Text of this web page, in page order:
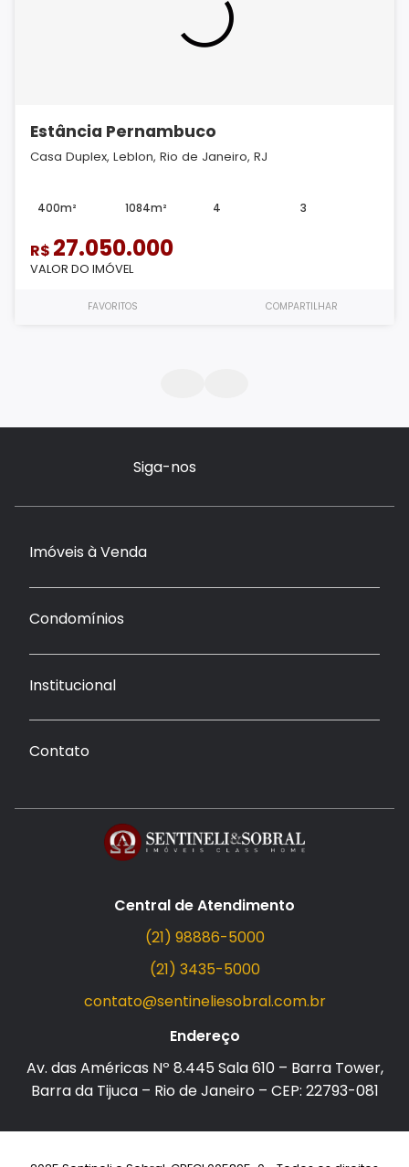
Estância Pernambuco
Casa Duplex, Leblon, Rio de Janeiro, RJ
400m² 1084m² 4 3
R$ 27.050.000
VALOR DO IMÓVEL
FAVORITOS COMPARTILHAR
Siga-nos
Imóveis à Venda
Condomínios
Institucional
Contato
Central de Atendimento
(21) 98886-5000
(21) 3435-5000
contato@sentineliesobral.com.br
Endereço
Av. das Américas Nº 8.445 Sala 610 – Barra Tower,
Barra da Tijuca – Rio de Janeiro – CEP: 22793-081